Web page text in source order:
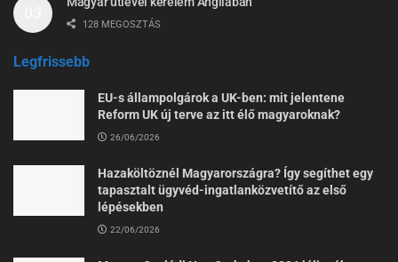
128 MEGOSZTÁS
Legfrissebb
EU-s állampolgárok a UK-ben: mit jelentene
Reform UK új terve az itt élő magyaroknak?
26/06/2026
Hazaköltöznél Magyarországra? Így segíthet egy
tapasztalt ügyvéd-ingatlanközvetítő az első
lépésekben
22/06/2026